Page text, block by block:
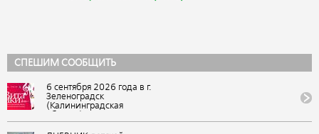
СПЕШИМ СООБЩИТЬ
6 сентября 2026 года в г.
Зеленоградск
(Калининградская
Всероссийский